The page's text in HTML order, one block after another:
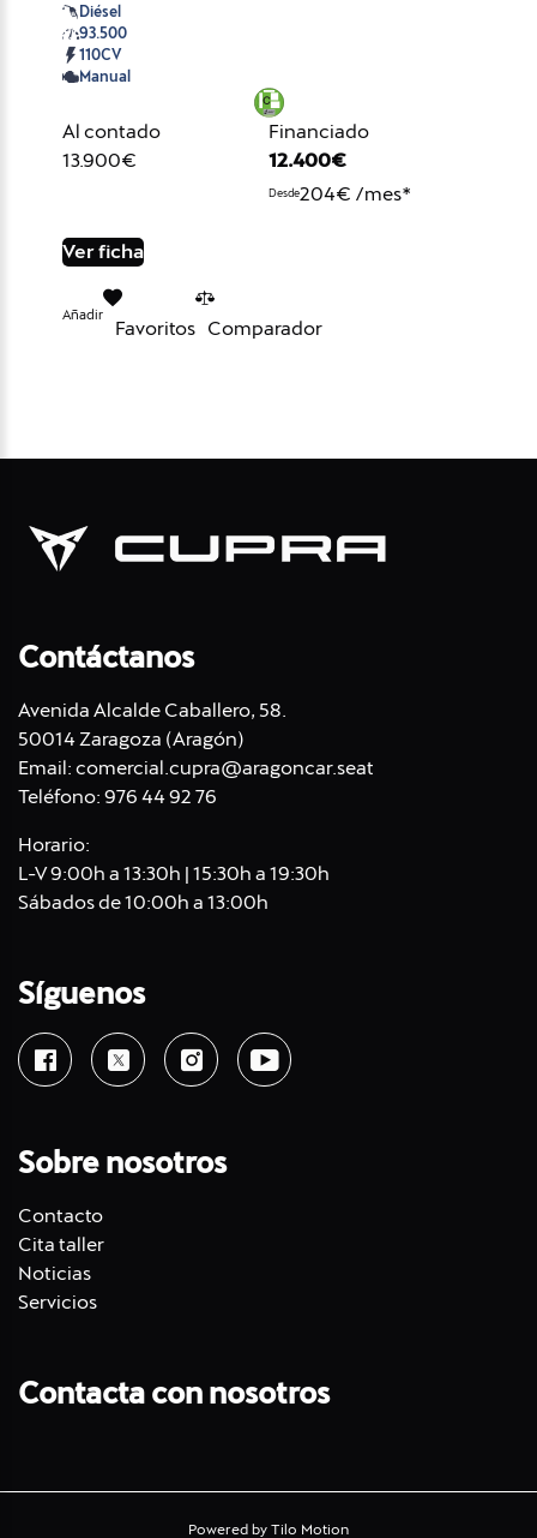
Diésel
93.500
110CV
Manual
Al contado
13.900€
Financiado
12.400€
Desde204€ /mes*
Ver ficha
Añadir
Favoritos Comparador
Contáctanos
Avenida Alcalde Caballero, 58.
50014 Zaragoza (Aragón)
Email: comercial.cupra@aragoncar.seat
Teléfono: 976 44 92 76
Horario:
L-V 9:00h a 13:30h | 15:30h a 19:30h
Sábados de 10:00h a 13:00h
Síguenos
Sobre nosotros
Contacto
Cita taller
Noticias
Servicios
Contacta con nosotros
Powered by Tilo Motion